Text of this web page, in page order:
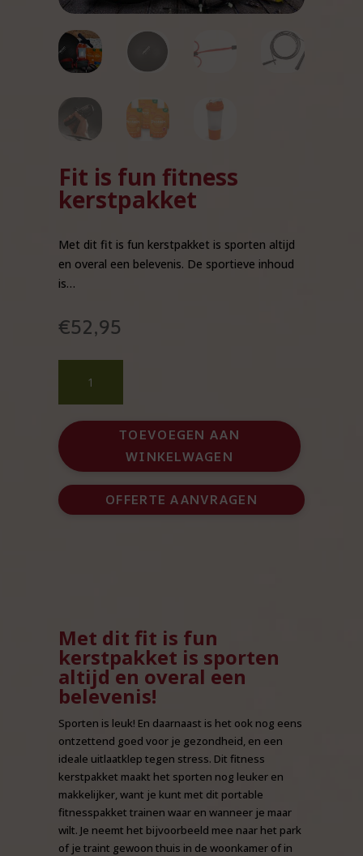
Fit is fun fitness
kerstpakket
Met dit fit is fun kerstpakket is sporten altijd
en overal een belevenis. De sportieve inhoud
is…
€52,95
fun
fitness
kerstpakket
aantal
TOEVOEGEN AAN
WINKELWAGEN
OFFERTE AANVRAGEN
Met dit fit is fun
kerstpakket is sporten
altijd en overal een
belevenis!
Sporten is leuk! En daarnaast is het ook nog eens
ontzettend goed voor je gezondheid, en een
ideale uitlaatklep tegen stress. Dit fitness
kerstpakket maakt het sporten nog leuker en
makkelijker, want je kunt met dit portable
fitnesspakket trainen waar en wanneer je maar
wilt. Je neemt het bijvoorbeeld mee naar het park
of je traint gewoon thuis in de woonkamer of in